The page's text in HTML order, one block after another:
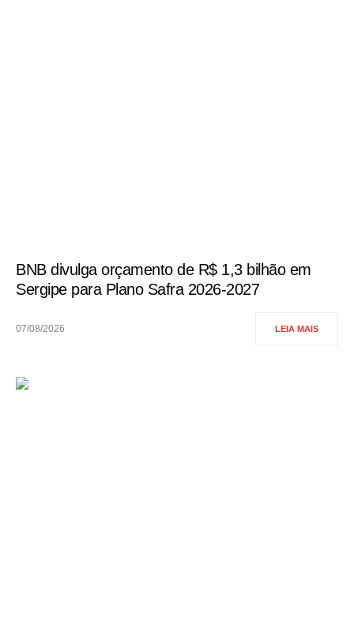
BNB divulga orçamento de R$ 1,3 bilhão em
Sergipe para Plano Safra 2026-2027
07/08/2026 LEIA MAIS